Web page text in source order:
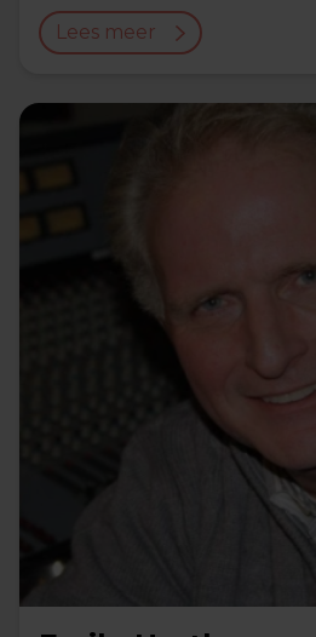
Lees meer